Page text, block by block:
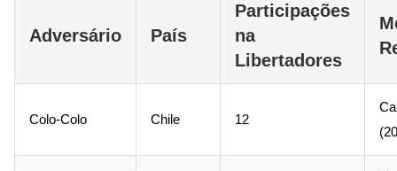
Adversário País
Participações
na
Libertadores
Colo-Colo Chile 12